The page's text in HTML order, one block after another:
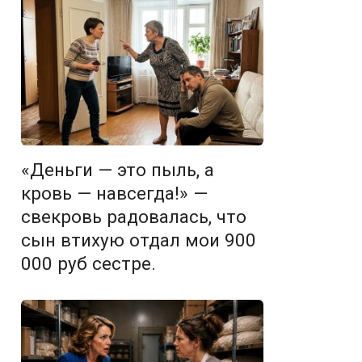
«Деньги — это пыль, а
кровь — навсегда!» —
свекровь радовалась, что
сын втихую отдал мои 900
000 руб сестре.